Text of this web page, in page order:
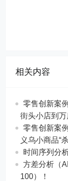
相关内容
零售创新案
街头小店到万
零售创新案
义乌小商品“
时间序列分
方差分析（
100）！